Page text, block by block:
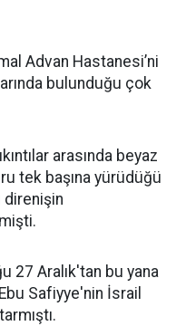
Advan Hastanesi’ni
bulunduğu çok
arasında beyaz
tek başına yürüdüğü
direnişin
27 Aralık'tan bu yana
Safiyye'nin İsrail